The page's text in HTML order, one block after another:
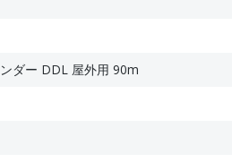
ダー DDL 屋外用 90m